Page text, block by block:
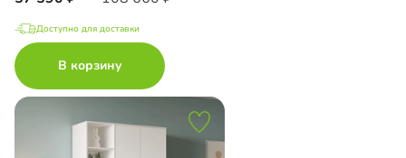
Доступно для доставки
В корзину